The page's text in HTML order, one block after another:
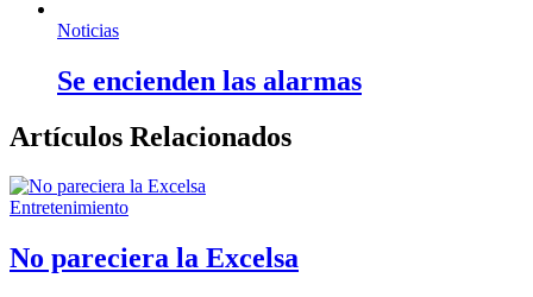
Noticias
Se encienden las alarmas
Artículos Relacionados
Entretenimiento
No pareciera la Excelsa